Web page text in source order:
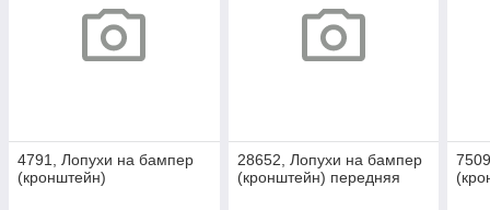
4791, Лопухи на бампер
(кронштейн)
28652, Лопухи на бампер
(кронштейн) передняя